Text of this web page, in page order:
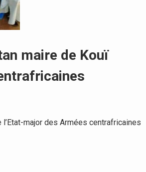
maire de Kouï
major des Armées centrafricaines